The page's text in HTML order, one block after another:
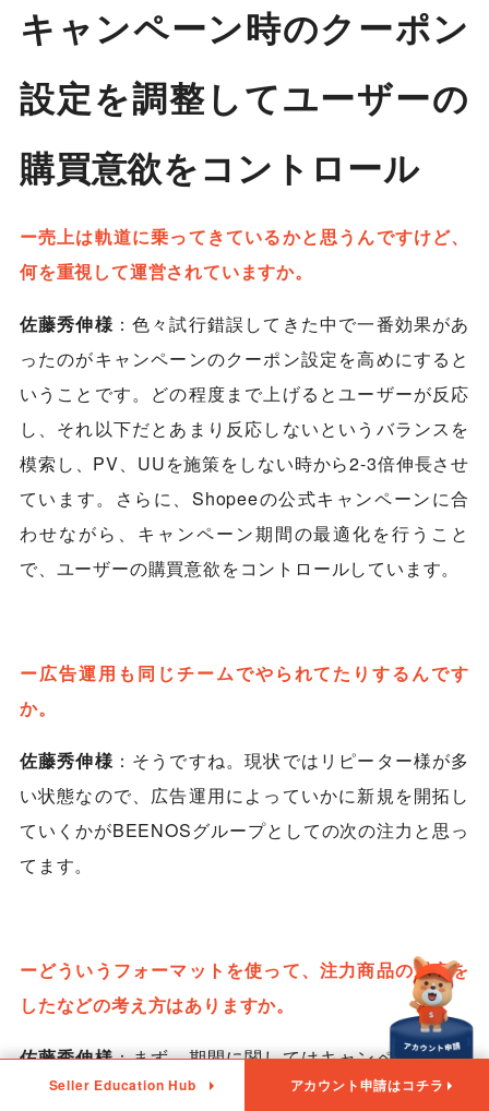
Seller Education Hub アカウント申請はコチラ
キャンペーン時のクーポン
設定を調整してユーザーの
購買意欲をコントロール
ー売上は軌道に乗ってきているかと思うんですけど、
何を重視して運営されていますか。
佐藤秀伸様 ：色々試行錯誤してきた中で一番効果があ
ったのがキャンペーンのクーポン設定を高めにすると
いうことです。どの程度まで上げるとユーザーが反応
し、それ以下だとあまり反応しないというバランスを
模索し、PV、UUを施策をしない時から2-3倍伸長させ
ています。さらに、Shopeeの公式キャンペーンに合
わせながら、キャンペーン期間の最適化を行うこと
で、ユーザーの購買意欲をコントロールしています。
ー広告運用も同じチームでやられてたりするんです
か。
佐藤秀伸様 ：そうですね。現状ではリピーター様が多
い状態なので、広告運用によっていかに新規を開拓し
ていくかがBEENOSグループとしての次の注力と思っ
てます。
ーどういうフォーマットを使って、注力商品の選定を
したなどの考え方はありますか。
佐藤秀伸様：まず、期間に関してはキャンペーンの初
日から最後の日までを見てまして、初日は絶対に広告